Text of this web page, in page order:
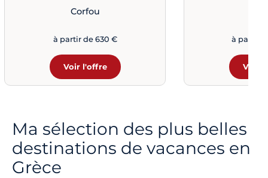
Corfou
à partir de 630 €
Voir l'offre
à partir
Voir
Ma sélection des plus belles
destinations de vacances en
Grèce